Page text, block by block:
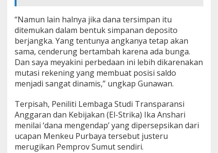
t
“Namun lain halnya jika dana tersimpan itu
ditemukan dalam bentuk simpanan deposito
berjangka. Yang tentunya angkanya tetap akan
sama, cenderung bertambah karena ada bunga.
Dan saya meyakini perbedaan ini lebih dikarenakan
mutasi rekening yang membuat posisi saldo
menjadi sangat dinamis,” ungkap Gunawan.
Terpisah, Peniliti Lembaga Studi Transparansi
Anggaran dan Kebijakan (El-Strika) Ika Anshari
menilai ‘dana mengendap’ yang dipersepsikan dari
ucapan Menkeu Purbaya tersebut justeru
merugikan Pemprov Sumut sendiri.